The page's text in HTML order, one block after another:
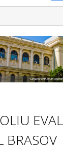
BRASOV